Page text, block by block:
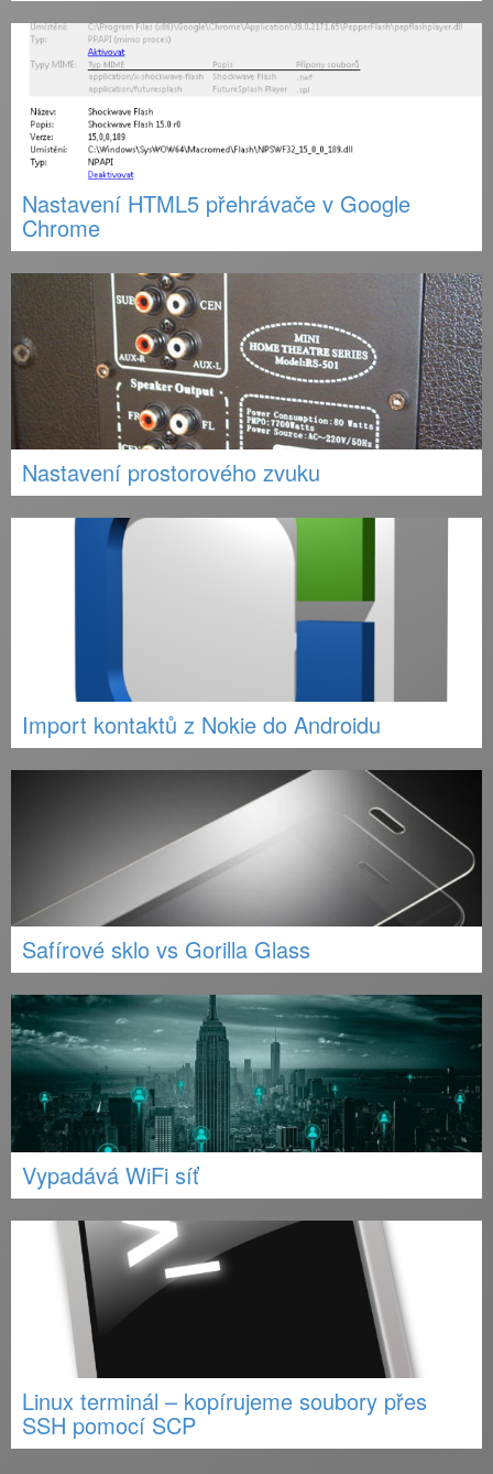
Nastavení HTML5 přehrávače v Google
Chrome
Nastavení prostorového zvuku
Import kontaktů z Nokie do Androidu
Safírové sklo vs Gorilla Glass
Vypadává WiFi síť
Linux terminál – kopírujeme soubory přes
SSH pomocí SCP